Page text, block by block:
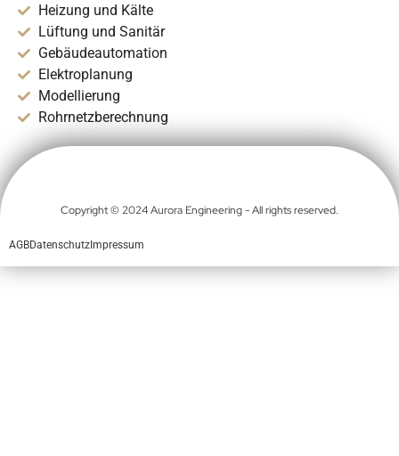
Heizung und Kälte
Lüftung und Sanitär
Gebäudeautomation
Elektroplanung
Modellierung
Rohrnetzberechnung
Copyright © 2024 Aurora Engineering - All rights reserved.
AGBDatenschutz Impressum